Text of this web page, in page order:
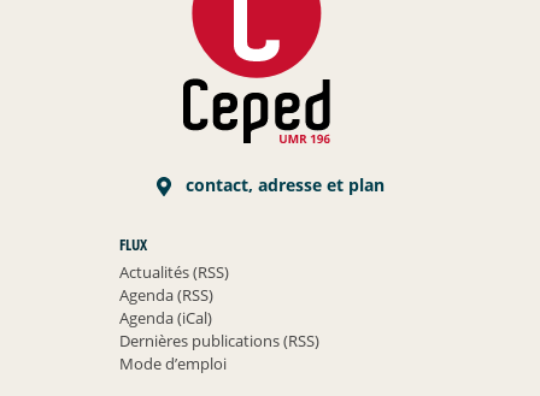
contact, adresse et plan
FLUX
Actualités (RSS)
Agenda (RSS)
Agenda (iCal)
Dernières publications (RSS)
Mode d’emploi